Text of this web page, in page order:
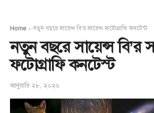
Home » নতুন বছরে সায়েন্স বি’র সায়েন্স ফটোগ্রাফি কনটেস্ট
নতুন বছরে সায়েন্স বি’র
ফটোগ্রাফি কনটেস্ট
জানুয়ারি ২৮, ২০২৬